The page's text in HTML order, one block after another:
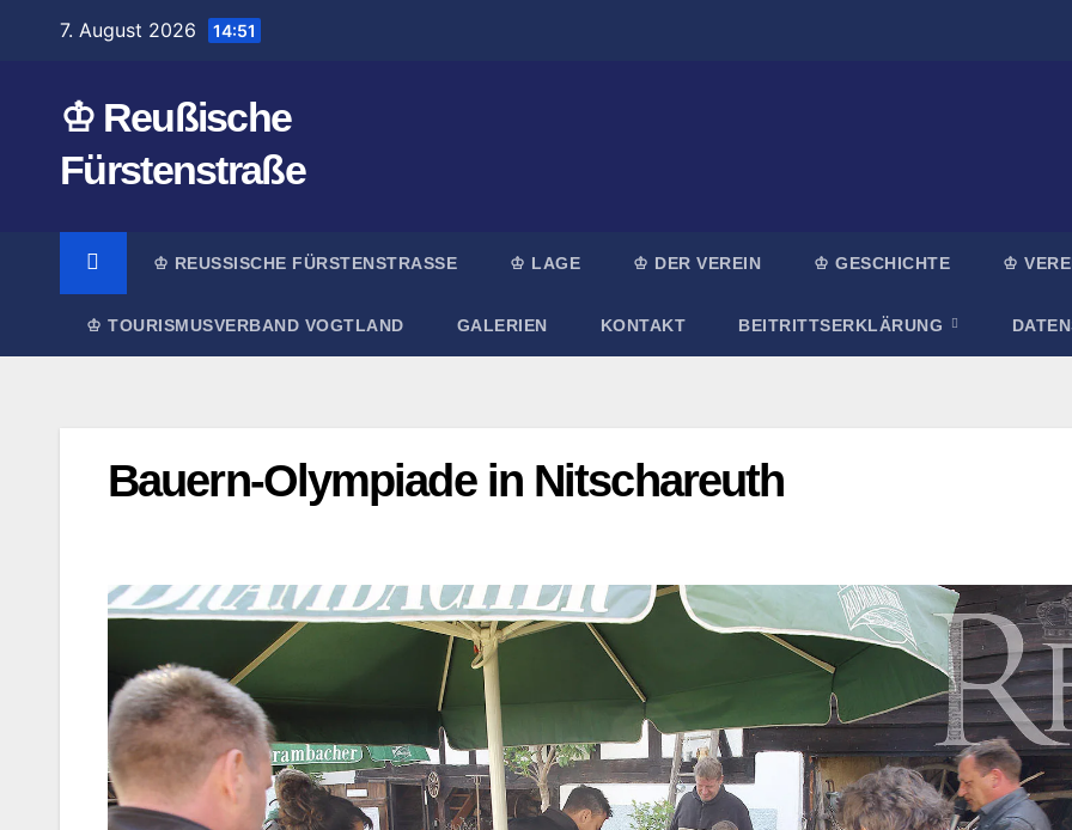
7. August 2026 14:51
♔ Reußische
Fürstenstraße
♔ REUSSISCHE FÜRSTENSTRASSE ♔ LAGE ♔ DER VEREIN ♔ GESCHICHTE ♔
♔ TOURISMUSVERBAND VOGTLAND GALERIEN KONTAKT BEITRITTSERKLÄRUNG
Bauern-Olympiade in Nitschareuth